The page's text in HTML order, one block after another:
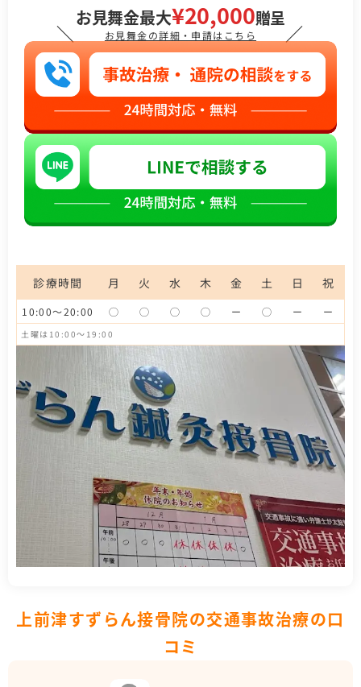
＼
お見舞金最大¥20,000贈呈
お見舞金の詳細・申請はこちら ／
診療時間 月 火 水 木 金 土 日 祝
10:00～20:00 ◯ ◯ ◯ ◯ ー ◯ ー ー
土曜は10:00～19:00
上前津すずらん接骨院の交通事故治療の口
コミ